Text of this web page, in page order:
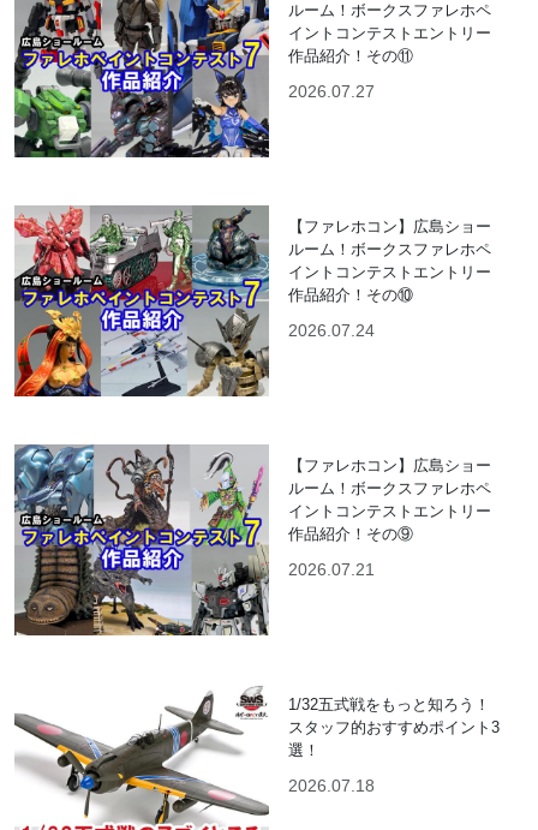
ルーム！ボークスファレホペ
イントコンテストエントリー
作品紹介！その⑪
2026.07.27
【ファレホコン】広島ショー
ルーム！ボークスファレホペ
イントコンテストエントリー
作品紹介！その⑩
2026.07.24
【ファレホコン】広島ショー
ルーム！ボークスファレホペ
イントコンテストエントリー
作品紹介！その⑨
2026.07.21
1/32五式戦をもっと知ろう！
スタッフ的おすすめポイント3
選！
2026.07.18